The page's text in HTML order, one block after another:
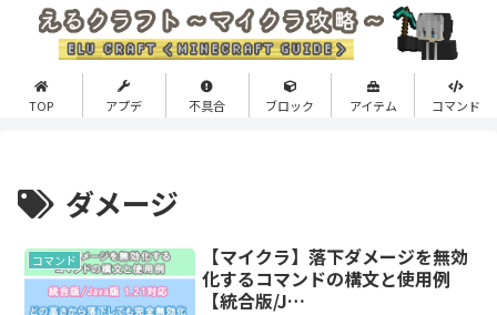
TOP アプデ 不具合 ブロック アイテム コマンド
ダメージ
コマンド
【マイクラ】落下ダメージを無効
化するコマンドの構文と使用例
【統合版/J…